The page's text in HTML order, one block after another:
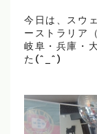
今日は、スウ
ーストラリア
岐阜・兵庫・
た(^_^)